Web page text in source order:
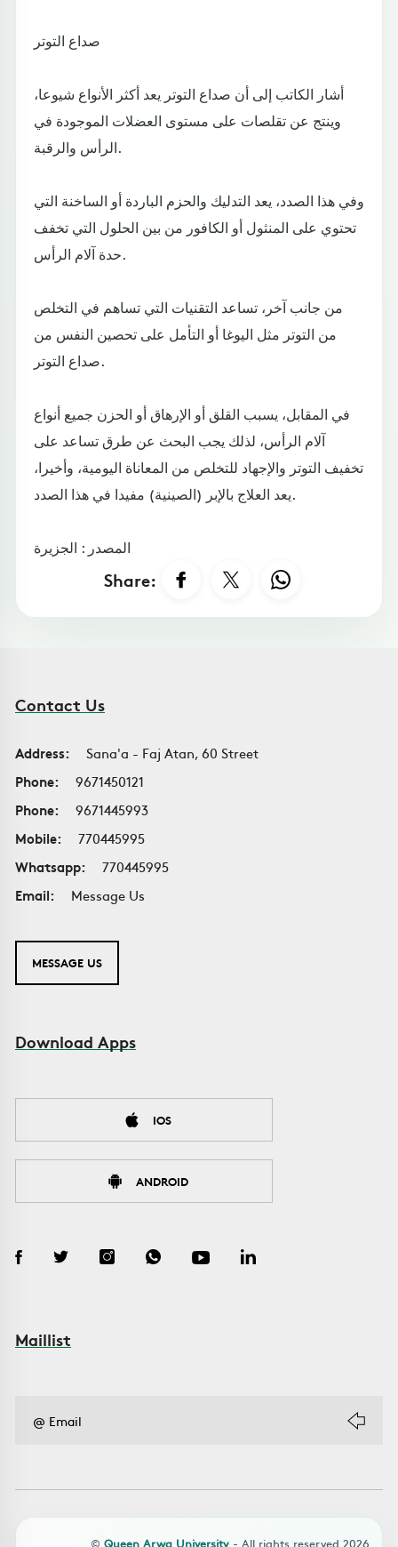
صداع التوتر
أشار الكاتب إلى أن صداع التوتر يعد أكثر الأنواع شيوعا،
وينتج عن تقلصات على مستوى العضلات الموجودة في
الرأس والرقبة.
وفي هذا الصدد، يعد التدليك والحزم الباردة أو الساخنة التي
تحتوي على المنثول أو الكافور من بين الحلول التي تخفف
حدة آلام الرأس.
من جانب آخر، تساعد التقنيات التي تساهم في التخلص
من التوتر مثل اليوغا أو التأمل على تحصين النفس من
صداع التوتر.
في المقابل، يسبب القلق أو الإرهاق أو الحزن جميع أنواع
آلام الرأس، لذلك يجب البحث عن طرق تساعد على
تخفيف التوتر والإجهاد للتخلص من المعاناة اليومية، وأخيرا،
يعد العلاج بالإبر (الصينية) مفيدا في هذا الصدد.
المصدر : الجزيرة
Share:
Contact Us
Address:
Sana'a - Faj Atan, 60 Street
Phone:
9671450121
Phone:
9671445993
Mobile:
770445995
Whatsapp:
770445995
Email:
Message Us
MESSAGE US
Download Apps
IOS
ANDROID
Maillist
© Queen Arwa University - All rights reserved 2026